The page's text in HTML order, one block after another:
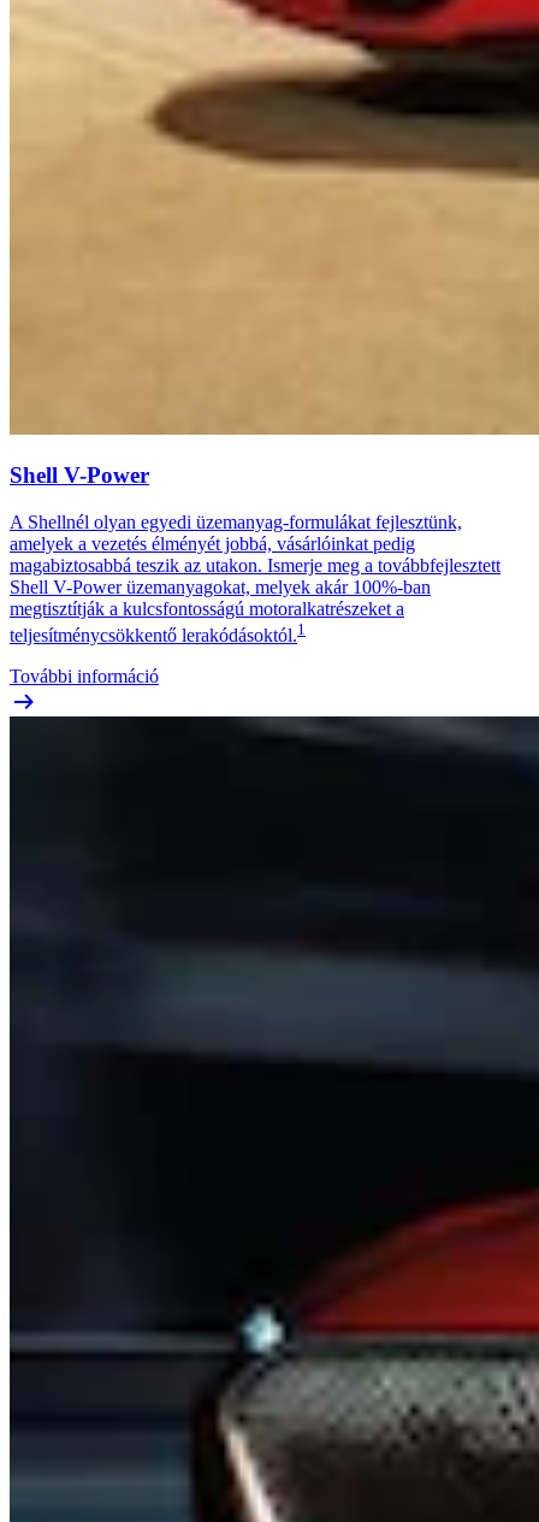
Shell V-Power
A Shellnél olyan egyedi üzemanyag-formulákat fejlesztünk,
amelyek a vezetés élményét jobbá, vásárlóinkat pedig
magabiztosabbá teszik az utakon. Ismerje meg a továbbfejlesztett
Shell V-Power üzemanyagokat, melyek akár 100%-ban
megtisztítják a kulcsfontosságú motoralkatrészeket a
teljesítménycsökkentő lerakódásoktól.1
További információ